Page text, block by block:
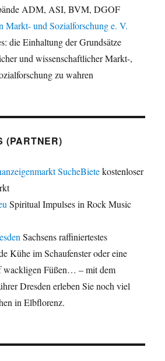
ADM, ASI, BVM, DGOF
Markt- und Sozialforschung e. V.
die Einhaltung der Grundsätze
und wissenschaftlicher Markt-,
zu wahren
(PARTNER)
SucheBietekostenloser
Spiritual Impulses in Rock Music
Sachsens raffiniertestes
Kühe im Schaufenster oder eine
wackligen Füßen… – mit dem
Dresden erleben Sie noch viel
in Elbflorenz.